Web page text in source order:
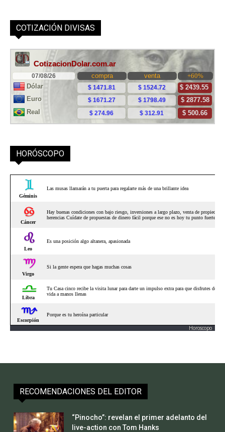
COTIZACIÓN DIVISAS
HORÓSCOPO
Horoscopo
RECOMENDACIONES DEL EDITOR
“Pinocho”: revelan el primer adelanto del
live-action con Tom Hanks